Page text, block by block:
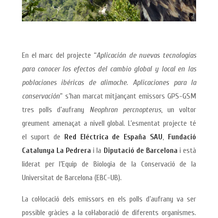
En el marc del projecte “Aplicación de nuevas tecnologías
para conocer los efectos del cambio global y local en las
poblaciones ibéricas de alimoche. Aplicaciones para la
conservación” s’han marcat mitjançant emissors GPS-GSM
tres polls d’aufrany Neophron percnopterus, un voltor
greument amenaçat a nivell global. L’esmentat projecte té
el suport de Red Eléctrica de España SAU, Fundació
Catalunya La Pedrera i la Diputació de Barcelona i està
liderat per l’Equip de Biologia de la Conservació de la
Universitat de Barcelona (EBC-UB).
La col·locació dels emissors en els polls d’aufrany va ser
possible gràcies a la col·laboració de diferents organismes.